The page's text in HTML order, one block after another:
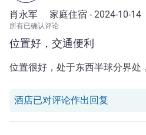
位置好，交通便利
肖永军 家庭住宿 - 2024-10-14
所有已确认评论
位置很好，处于东西半球分界处
酒店已对评论作出回复 我们酒